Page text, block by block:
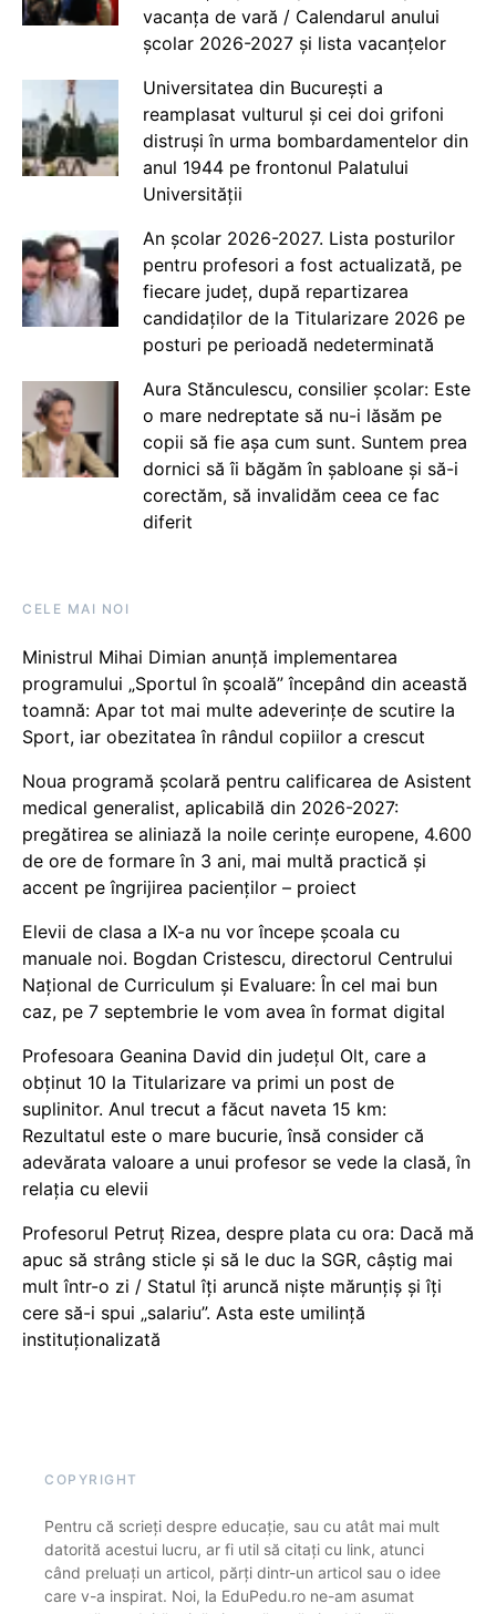
vacanța de vară / Calendarul anului
școlar 2026-2027 și lista vacanțelor
Universitatea din București a
reamplasat vulturul și cei doi grifoni
distruși în urma bombardamentelor din
anul 1944 pe frontonul Palatului
Universității
An școlar 2026-2027. Lista posturilor
pentru profesori a fost actualizată, pe
fiecare județ, după repartizarea
candidaților de la Titularizare 2026 pe
posturi pe perioadă nedeterminată
Aura Stănculescu, consilier școlar: Este
o mare nedreptate să nu-i lăsăm pe
copii să fie așa cum sunt. Suntem prea
dornici să îi băgăm în șabloane și să-i
corectăm, să invalidăm ceea ce fac
diferit
CELE MAI NOI
Ministrul Mihai Dimian anunță implementarea
programului „Sportul în școală” începând din această
toamnă: Apar tot mai multe adeverințe de scutire la
Sport, iar obezitatea în rândul copiilor a crescut
Noua programă școlară pentru calificarea de Asistent
medical generalist, aplicabilă din 2026-2027:
pregătirea se aliniază la noile cerințe europene, 4.600
de ore de formare în 3 ani, mai multă practică și
accent pe îngrijirea pacienților – proiect
Elevii de clasa a IX-a nu vor începe școala cu
manuale noi. Bogdan Cristescu, directorul Centrului
Național de Curriculum și Evaluare: În cel mai bun
caz, pe 7 septembrie le vom avea în format digital
Profesoara Geanina David din județul Olt, care a
obținut 10 la Titularizare va primi un post de
suplinitor. Anul trecut a făcut naveta 15 km:
Rezultatul este o mare bucurie, însă consider că
adevărata valoare a unui profesor se vede la clasă, în
relația cu elevii
Profesorul Petruț Rizea, despre plata cu ora: Dacă mă
apuc să strâng sticle și să le duc la SGR, câștig mai
mult într-o zi / Statul îți aruncă niște mărunțiș și îți
cere să-i spui „salariu”. Asta este umilință
instituționalizată
COPYRIGHT
Pentru că scrieți despre educație, sau cu atât mai mult
datorită acestui lucru, ar fi util să citați cu link, atunci
când preluați un articol, părți dintr-un articol sau o idee
care v-a inspirat. Noi, la EduPedu.ro ne-am asumat